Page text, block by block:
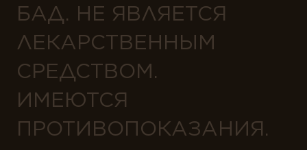
БАД. НЕ ЯВЛЯЕТСЯ
ЛЕКАРСТВЕННЫМ
СРЕДСТВОМ.
ИМЕЮТСЯ
ПРОТИВОПОКАЗАНИЯ.